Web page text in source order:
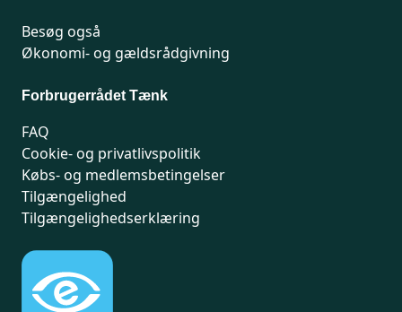
Besøg også
Økonomi- og gældsrådgivning
Forbrugerrådet Tænk
FAQ
Cookie- og privatlivspolitik
Købs- og medlemsbetingelser
Tilgængelighed
Tilgængelighedserklæring